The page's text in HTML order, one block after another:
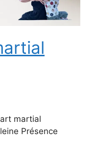
martial
Présence